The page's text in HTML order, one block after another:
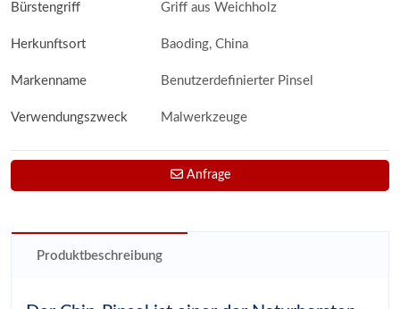
Bürstengriff Griff aus Weichholz
Herkunftsort Baoding, China
Markenname Benutzerdefinierter Pinsel
Verwendungszweck Malwerkzeuge
Anfrage
Produktbeschreibung